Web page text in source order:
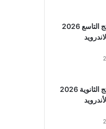
تحميل تطبيق نتائج التاسع 2026
تحميل تطبيق نتائج الثانوية 2026